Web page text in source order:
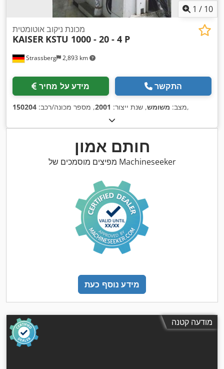
1 / 10
Strassberg 2,893 km
מכונת ניקוב אוטומטית
KAISER KSTU 1000 - 20 - 4 P
מידע על מחיר התקשר
מצב: משומש, שנת ייצור: 2001, מספר מכונה/רכב: 150204 ,
חותם אמון
מפיצים מוסמכים של Machineseeker
מידע נוסף כעת
מודעה קטנה